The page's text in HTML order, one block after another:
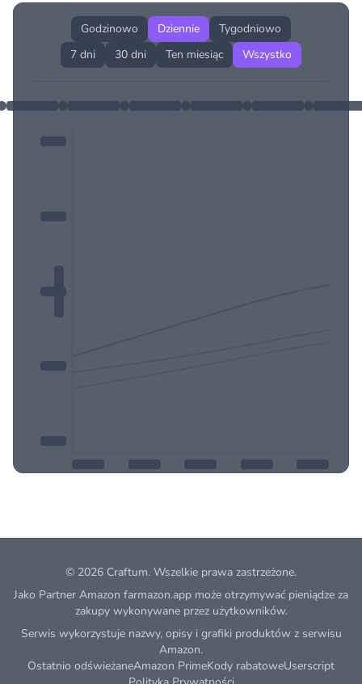
Godzinowo Dziennie
Tygodniowo
7 dni
30 dni Ten miesiąc Wszystko
© 2026 Craftum. Wszelkie prawa zastrzeżone.
Jako Partner Amazon farmazon.app może otrzymywać pieniądze za
zakupy wykonywane przez użytkowników.
Serwis wykorzystuje nazwy, opisy i grafiki produktów z serwisu
Amazon.
Ostatnio odświeżaneAmazon PrimeKody rabatoweUserscript